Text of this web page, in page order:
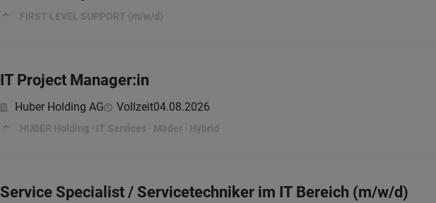
FIRST LEVEL SUPPORT (m/w/d)
IT Project Manager:in
Huber Holding AG Vollzeit04.08.2026
HUBER Holding · IT Services · Mäder · Hybrid
Service Specialist / Servicetechniker im IT Bereich (m/w/d)